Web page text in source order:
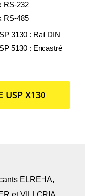
RS-232
RS-485
3130 : Rail DIN
5130 : Encastré
USP X130
ELREHA,